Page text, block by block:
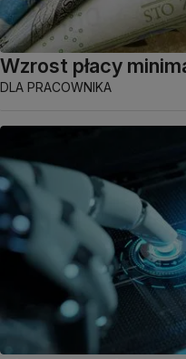
Wzrost płacy
DLA PRACOWNIKA